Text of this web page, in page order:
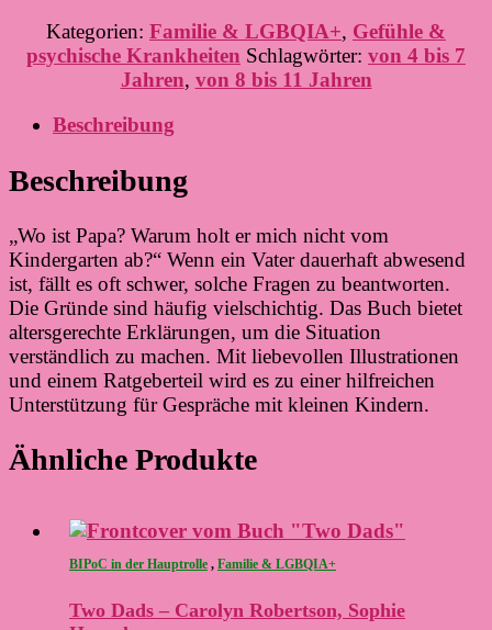
Kategorien: Familie & LGBQIA+, Gefühle &
psychische Krankheiten Schlagwörter: von 4 bis 7
Jahren, von 8 bis 11 Jahren
Beschreibung
Beschreibung
„Wo ist Papa? Warum holt er mich nicht vom
Kindergarten ab?“ Wenn ein Vater dauerhaft abwesend
ist, fällt es oft schwer, solche Fragen zu beantworten.
Die Gründe sind häufig vielschichtig. Das Buch bietet
altersgerechte Erklärungen, um die Situation
verständlich zu machen. Mit liebevollen Illustrationen
und einem Ratgeberteil wird es zu einer hilfreichen
Unterstützung für Gespräche mit kleinen Kindern.
Ähnliche Produkte
BIPoC in der Hauptrolle , Familie & LGBQIA+
Two Dads – Carolyn Robertson, Sophie